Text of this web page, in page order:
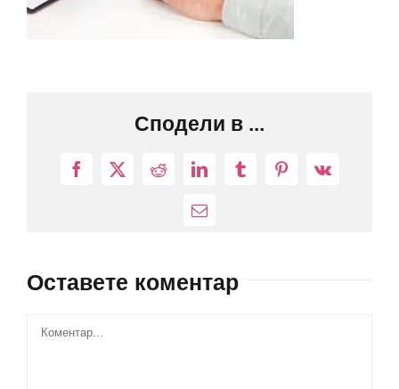
Сподели в ...
Facebook
X RedditLinkedInTumblrPinterest
Vk
Електронна
Оставете коментар